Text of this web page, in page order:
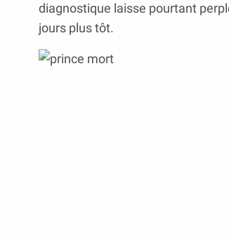
diagnostique laisse pourtant
jours plus tôt.